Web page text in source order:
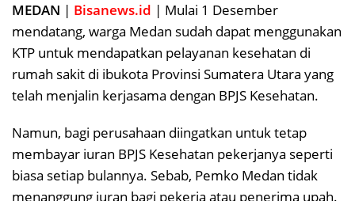
MEDAN | Bisanews.id | Mulai 1 Desember
mendatang, warga Medan sudah dapat menggunakan
KTP untuk mendapatkan pelayanan kesehatan di
rumah sakit di ibukota Provinsi Sumatera Utara yang
telah menjalin kerjasama dengan BPJS Kesehatan.
Namun, bagi perusahaan diingatkan untuk tetap
membayar iuran BPJS Kesehatan pekerjanya seperti
biasa setiap bulannya. Sebab, Pemko Medan tidak
menanggung iuran bagi pekerja atau penerima upah.